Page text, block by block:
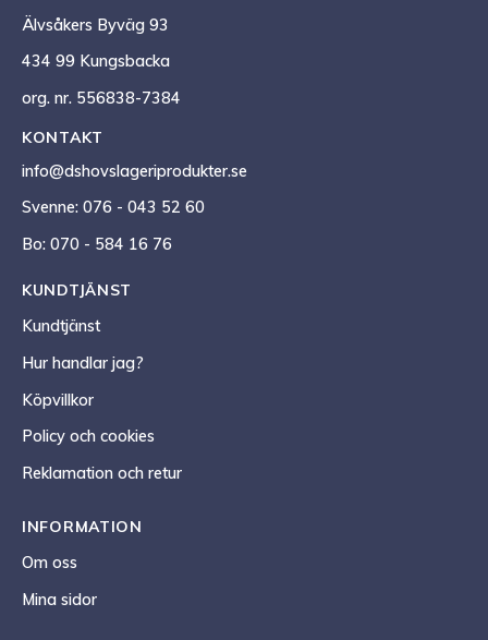
Älvsåkers Byväg 93
434 99 Kungsbacka
org. nr. 556838-7384
KONTAKT
info@dshovslageriprodukter.se
Svenne: 076 - 043 52 60
Bo: 070 - 584 16 76
KUNDTJÄNST
Kundtjänst
Hur handlar jag?
Köpvillkor
Policy och cookies
Reklamation och retur
INFORMATION
Om oss
Mina sidor